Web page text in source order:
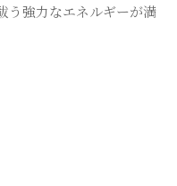
う強力なエネルギーが満